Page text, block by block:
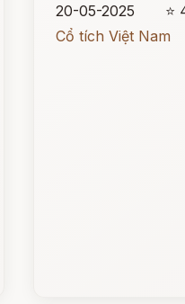
20-05-2025
⭐
Cổ tích Việt Nam